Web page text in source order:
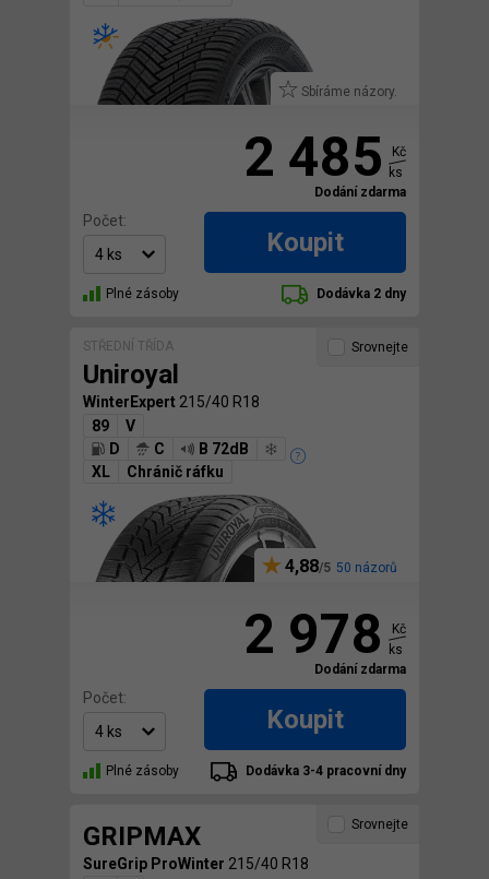
Sbíráme názory.
2 485
Kč
ks
Dodání zdarma
Počet:
Koupit
Plné zásoby Dodávka 2 dny
STŘEDNÍ TŘÍDA
Uniroyal
WinterExpert 215/40 R18
89
V
D
C
B 72dB
XL
Chránič ráfku
4,88 50 názorů
Srovnejte
2 978
Kč
ks
Dodání zdarma
Počet:
Koupit
Plné zásoby Dodávka 3-4 pracovní dny
GRIPMAX
SureGrip ProWinter 215/40 R18
Srovnejte